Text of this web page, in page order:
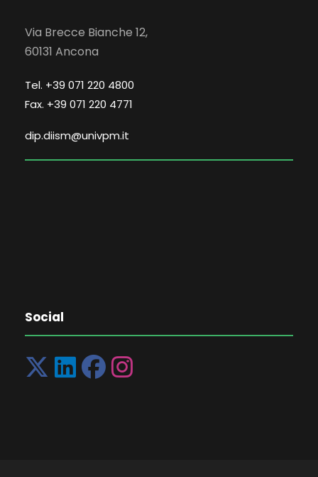
Via Brecce Bianche 12,
60131 Ancona
Tel. +39 071 220 4800
Fax. +39 071 220 4771
dip.diism@univpm.it
Social